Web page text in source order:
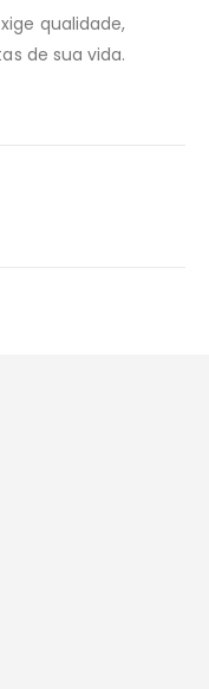
qualidade,
de sua vida.